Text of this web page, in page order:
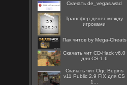
Скачать de_vegas.wad
Трансфер денег между
игроками
Пак читов by Mega-Cheats
Скачать чит CD-Hack v6.0
для CS-1.6
Скачать чит Ogc Begins
v11 Public 2.9 FIX для CS
1...